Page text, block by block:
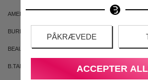
PÅKRÆVEDE
ACCEPTER
AMERICAN CREW ARMAF
BURBERRY
BEAUTE PACIFIQUE
B.TAN BRUNO